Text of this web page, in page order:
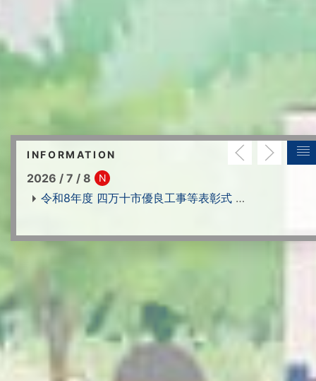
INFORMATION
2026 / 7 / 8 N
令和8年度 四万十市優良工事等表彰式 …